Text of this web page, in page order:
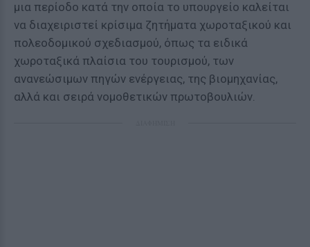
μια περίοδο κατά την οποία το υπουργείο καλείται
να διαχειριστεί κρίσιμα ζητήματα χωροταξικού και
πολεοδομικού σχεδιασμού, όπως τα ειδικά
χωροταξικά πλαίσια του τουρισμού, των
ανανεώσιμων πηγών ενέργειας, της βιομηχανίας,
αλλά και σειρά νομοθετικών πρωτοβουλιών.